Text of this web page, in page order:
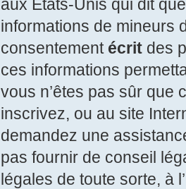
aux Etats-Unis qui dit
informations de mineurs
consentement écrit des
ces informations
vous n’êtes pas sûr que
inscrivez, ou au site
demandez une
pas fournir de conseil
légales de toute sorte, à